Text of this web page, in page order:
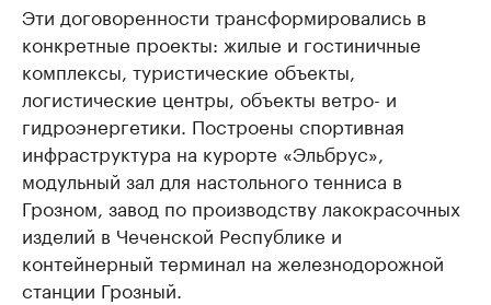
Эти договоренности трансформировались в
конкретные проекты: жилые и гостиничные
комплексы, туристические объекты,
логистические центры, объекты ветро- и
гидроэнергетики. Построены спортивная
инфраструктура на курорте «Эльбрус»,
модульный зал для настольного тенниса в
Грозном, завод по производству лакокрасочных
изделий в Чеченской Республике и
контейнерный терминал на железнодорожной
станции Грозный.